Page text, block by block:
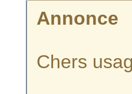
Annonce
Chers